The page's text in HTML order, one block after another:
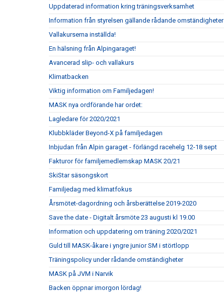
Uppdaterad information kring träningsverksamhet
Information från styrelsen gällande rådande omständigheter
Vallakurserna inställda!
En hälsning från Alpingaraget!
Avancerad slip- och vallakurs
Klimatbacken
Viktig information om Familjedagen!
MASK nya ordförande har ordet:
Lagledare för 2020/2021
Klubbkläder Beyond-X på familjedagen
Inbjudan från Alpin garaget - förlängd racehelg 12-18 sept
Fakturor för familjemedlemskap MASK 20/21
SkiStar säsongskort
Familjedag med klimatfokus
Årsmötet-dagordning och årsberättelse 2019-2020
Save the date - Digitalt årsmöte 23 augusti kl 19.00
Information och uppdatering om träning 2020/2021
Guld till MASK-åkare i yngre junior SM i störtlopp
Träningspolicy under rådande omständigheter
MASK på JVM i Narvik
Backen öppnar imorgon lördag!